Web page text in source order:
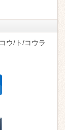
ウ/ト/コウラ